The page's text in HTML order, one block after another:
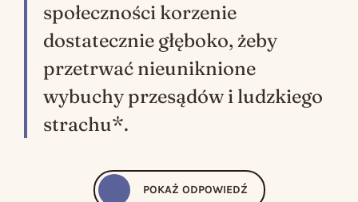
społeczności korzenie
dostatecznie głęboko, żeby
przetrwać nieuniknione
wybuchy przesądów i ludzkiego
strachu*.
POKAŻ ODPOWIEDŹ